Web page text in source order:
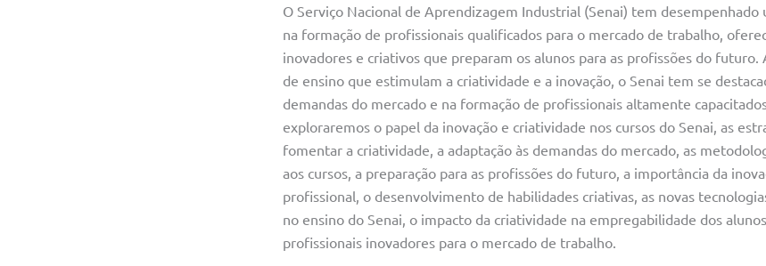
O Serviço Nacional de Aprendizagem Industrial (Senai) tem
na formação de profissionais qualificados para o mercado de trabalho,
inovadores e criativos que preparam os alunos para as profissões do
de ensino que estimulam a criatividade e a inovação, o Senai tem se
demandas do mercado e na formação de profissionais altamente
exploraremos o papel da inovação e criatividade nos cursos do Senai, as
fomentar a criatividade, a adaptação às demandas do mercado, as
aos cursos, a preparação para as profissões do futuro, a importância da
profissional, o desenvolvimento de habilidades criativas, as novas
no ensino do Senai, o impacto da criatividade na empregabilidade dos
profissionais inovadores para o mercado de trabalho.